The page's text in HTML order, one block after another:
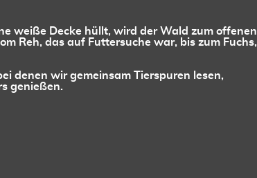
weiße Decke hüllt, wird der Wald zum offenen
Reh, das auf Futtersuche war, bis zum Fuchs,
denen wir gemeinsam Tierspuren lesen,
genießen.